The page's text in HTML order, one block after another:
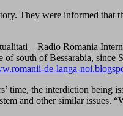
They were informed
– Radio Romania
south of Bessarabia,
de-langa-
time, the interdiction
and other similar